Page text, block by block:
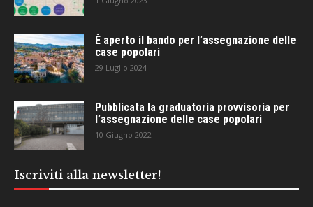
È aperto il bando per l’assegnazione delle
case popolari
29 Luglio 2024
Pubblicata la graduatoria provvisoria per
l’assegnazione delle case popolari
10 Giugno 2022
Iscriviti alla newsletter!